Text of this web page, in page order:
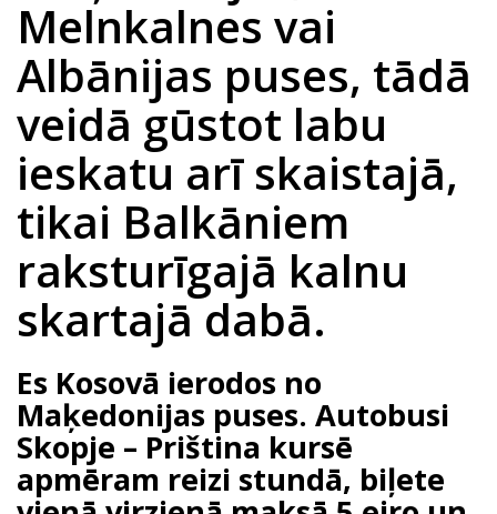
Melnkalnes vai
Albānijas puses, tādā
veidā gūstot labu
ieskatu arī skaistajā,
tikai Balkāniem
raksturīgajā kalnu
skartajā dabā.
Es Kosovā ierodos no
Maķedonijas puses. Autobusi
Skopje – Priština kursē
apmēram reizi stundā, biļete